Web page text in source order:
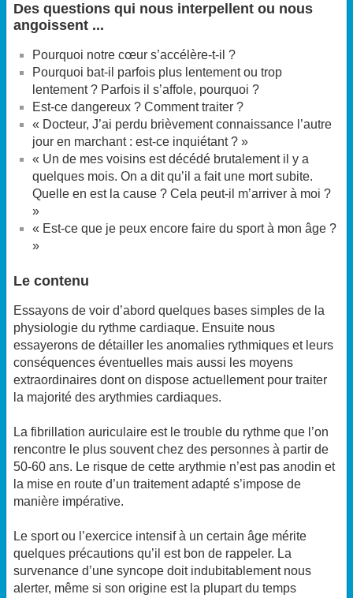
Des questions qui nous interpellent ou nous
angoissent ...
Pourquoi notre cœur s’accélère-t-il ?
Pourquoi bat-il parfois plus lentement ou trop
lentement ? Parfois il s’affole, pourquoi ?
Est-ce dangereux ? Comment traiter ?
« Docteur, J’ai perdu brièvement connaissance l’autre
jour en marchant : est-ce inquiétant ? »
« Un de mes voisins est décédé brutalement il y a
quelques mois. On a dit qu’il a fait une mort subite.
Quelle en est la cause ? Cela peut-il m’arriver à moi ?
»
« Est-ce que je peux encore faire du sport à mon âge ?
»
Le contenu
Essayons de voir d’abord quelques bases simples de la
physiologie du rythme cardiaque. Ensuite nous
essayerons de détailler les anomalies rythmiques et leurs
conséquences éventuelles mais aussi les moyens
extraordinaires dont on dispose actuellement pour traiter
la majorité des arythmies cardiaques.
La fibrillation auriculaire est le trouble du rythme que l’on
rencontre le plus souvent chez des personnes à partir de
50-60 ans. Le risque de cette arythmie n’est pas anodin et
la mise en route d’un traitement adapté s’impose de
manière impérative.
Le sport ou l’exercice intensif à un certain âge mérite
quelques précautions qu’il est bon de rappeler. La
survenance d’une syncope doit indubitablement nous
alerter, même si son origine est la plupart du temps